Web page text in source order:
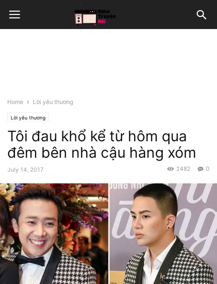
Home Lời yêu thương
Lời yêu thương
Tôi đau khổ kể từ hôm qua
đêm bên nhà cậu hàng xóm
July 14, 2017 0
2482